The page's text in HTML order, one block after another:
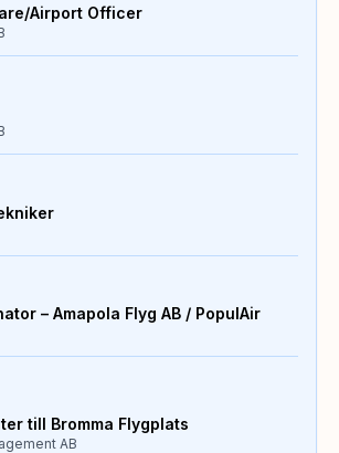
Airport Officer
– Amapola Flyg AB / PopulAir
till Bromma Flygplats
AB